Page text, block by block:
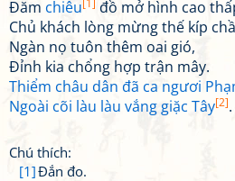
Đăm chiêu[1] đồ mở hình cao
Chủ khách lòng mừng thế kíp
Ngàn nọ tuôn thêm oai gió,
Đỉnh kia chổng hợp trận mây.
Thiểm châu dân đã ca ngươi
Ngoài cõi làu làu vắng giặc Tây[2].
Chú thích:
[1]Đắn đo.